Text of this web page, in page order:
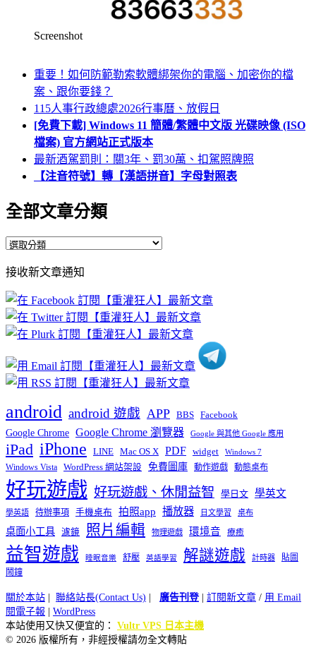
Screenshot
重要！如何防範勒索軟體綁架你的電腦、加密你的檔
案、跟你要錢？
115人事行政總處2026行事曆、放假日
[免費下載] Windows 11 簡體/繁體中文版 光碟映像 (ISO
檔案) 官方網站正式版本
最新酒駕罰則：關3年、罰30萬、扣駕照牌照
【注音符號】轉【漢語拼音】字母對照表
全部文章分類
全
文
章
分
類
接收新文章通知
android android 遊戲 APP BBS Facebook
Google Chrome Google Chrome 瀏覽器 Google 與其他 Google 應用
iPad iPhone LINE Mac OS X PDF widget Windows 7
Windows Vista WordPress 網站架設 免費圖庫 動作遊戲 動態桌布
好玩遊戲 好玩遊戲、休閒益智 學日文 學英文
學英語 待辦事項 手機桌布 拍照app 播放器 日文學習 桌布
桌面小工具 濾鏡 照片編輯 物理遊戲 環境音 療癒
益智遊戲 睡眠音樂 舒壓 英語學習 解謎遊戲 計時器
貼圖
鬧鐘
關於本站 | 聯絡站長(Contact Us) | 廣告刊登| 訂閱新文章 / 用 Email
閱電子報 | WordPress
本站使用又快又便宜的： Vultr VPS 日本主機
© 2026 版權所有，非經授權請勿全文轉貼